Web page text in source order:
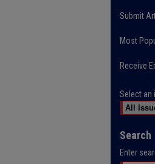
Submit
Most
Receive
Select an
Search
Enter